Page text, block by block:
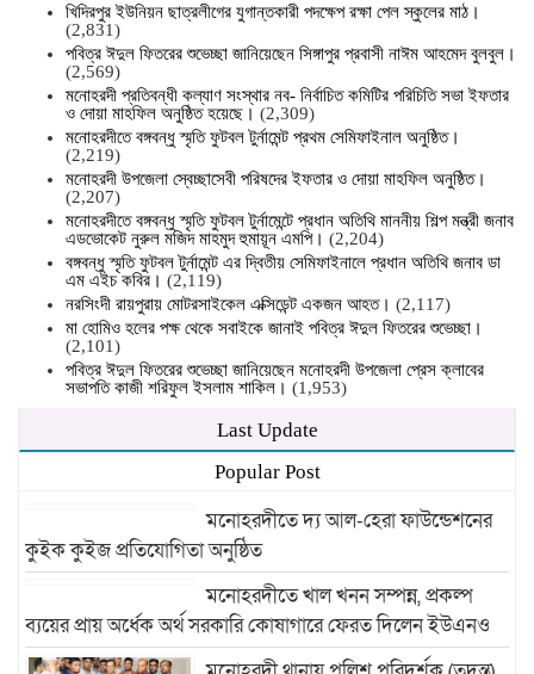
খিদিরপুর ইউনিয়ন ছাত্রলীগের যুগান্তকারী পদক্ষেপ রক্ষা পেল স্কুলের মাঠ।
(2,831)
পবিত্র ঈদুল ফিতরের শুভেচ্ছা জানিয়েছেন সিঙ্গাপুর প্রবাসী নাঈম আহমেদ বুলবুল।
(2,569)
মনোহরদী প্রতিবন্ধী কল্যাণ সংস্থার নব- নির্বাচিত কমিটির পরিচিতি সভা ইফতার
ও দোয়া মাহফিল অনুষ্ঠিত হয়েছে। (2,309)
মনোহরদীতে বঙ্গবন্ধু স্মৃতি ফুটবল টুর্নামেন্ট প্রথম সেমিফাইনাল অনুষ্ঠিত।
(2,219)
মনোহরদী উপজেলা স্বেচ্ছাসেবী পরিষদের ইফতার ও দোয়া মাহফিল অনুষ্ঠিত।
(2,207)
মনোহরদীতে বঙ্গবন্ধু স্মৃতি ফুটবল টুর্নামেন্টে প্রধান অতিথি মাননীয় শিল্প মন্ত্রী জনাব
এডভোকেট নুরুল মজিদ মাহমুদ হুমায়ূন এমপি। (2,204)
বঙ্গবন্ধু স্মৃতি ফুটবল টুর্নামেন্ট এর দ্বিতীয় সেমিফাইনালে প্রধান অতিথি জনাব ডা
এম এইচ কবির। (2,119)
নরসিংদী রায়পুরায় মোটরসাইকেল এক্সিডেন্ট একজন আহত। (2,117)
মা হোমিও হলের পক্ষ থেকে সবাইকে জানাই পবিত্র ঈদুল ফিতরের শুভেচ্ছা।
(2,101)
পবিত্র ঈদুল ফিতরের শুভেচ্ছা জানিয়েছেন মনোহরদী উপজেলা প্রেস ক্লাবের
সভাপতি কাজী শরিফুল ইসলাম শাকিল। (1,953)
Last Update
Popular Post
মনোহরদীতে দ্য আল-হেরা ফাউন্ডেশনের
কুইক কুইজ প্রতিযোগিতা অনুষ্ঠিত
মনোহরদীতে খাল খনন সম্পন্ন, প্রকল্প
ব্যয়ের প্রায় অর্ধেক অর্থ সরকারি কোষাগারে ফেরত দিলেন ইউএনও